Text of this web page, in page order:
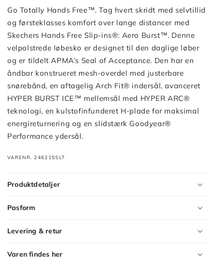
Go Totally Hands Free™. Tag hvert skridt med selvtillid
og førsteklasses komfort over lange distancer med
Skechers Hands Free Slip-ins®: Aero Burst™. Denne
velpolstrede løbesko er designet til den daglige løber
og er tildelt APMA’s Seal of Acceptance. Den har en
åndbar konstrueret mesh-overdel med justerbare
snørebånd, en aftagelig Arch Fit® indersål, avanceret
HYPER BURST ICE™ mellemsål med HYPER ARC®
teknologi, en kulstofinfunderet H-plade for maksimal
energireturnering og en slidstærk Goodyear®
Performance ydersål.
VARENR. 246215SLT
Produktdetaljer
Pasform
Levering & retur
Varen findes her